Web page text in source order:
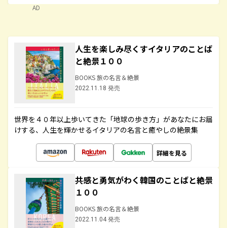
AD
人生を楽しみ尽くすイタリアのことば
と絶景１００
BOOKS 旅の名言＆絶景
2022.11.18 発売
世界を４０年以上歩いてきた「地球の歩き方」があなたにお届
けする、人生を輝かせるイタリアの名言と癒やしの絶景集
詳細を見る
共感と勇気がわく韓国のことばと絶景
１００
BOOKS 旅の名言＆絶景
2022.11.04 発売